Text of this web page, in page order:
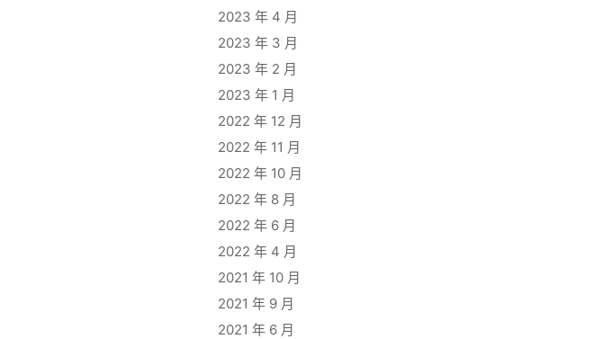
2023 年 4 月
2023 年 3 月
2023 年 2 月
2023 年 1 月
2022 年 12 月
2022 年 11 月
2022 年 10 月
2022 年 8 月
2022 年 6 月
2022 年 4 月
2021 年 10 月
2021 年 9 月
2021 年 6 月